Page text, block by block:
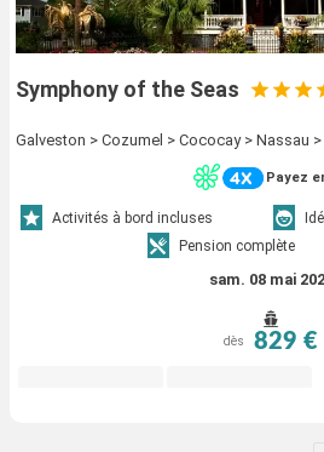
Symphony of the Seas
Galveston > Cozumel > Cococay > Nassau
Payez
Activités à bord incluses
Pension complète
sam. 08 mai
dès 829 €